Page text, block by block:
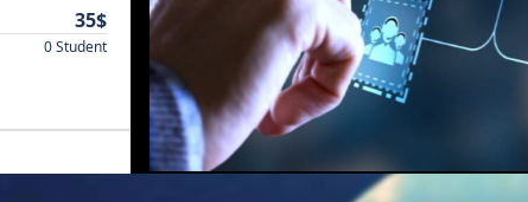
35$
0 Student